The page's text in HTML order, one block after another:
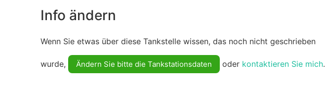
Info ändern
Wenn Sie etwas über diese Tankstelle wissen, das noch nicht geschrieben
wurde, Ändern Sie bitte die Tankstationsdaten oder kontaktieren Sie mich.